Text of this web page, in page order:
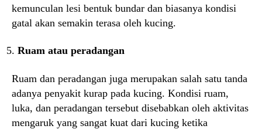
kemunculan lesi bentuk bundar dan biasanya kondisi
gatal akan semakin terasa oleh kucing.
Ruam atau peradangan
Ruam dan peradangan juga merupakan salah satu tanda
adanya penyakit kurap pada kucing. Kondisi ruam,
luka, dan peradangan tersebut disebabkan oleh aktivitas
mengaruk yang sangat kuat dari kucing ketika